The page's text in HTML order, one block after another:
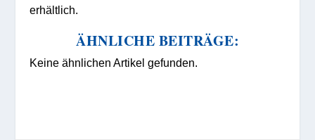
erhältlich.
ÄHNLICHE BEITRÄGE:
Keine ähnlichen Artikel gefunden.